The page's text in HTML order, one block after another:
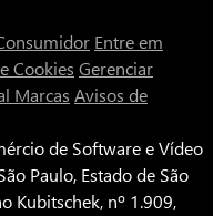
Entre em
Cookies Gerenciar
Marcas Avisos de
de Software e Vídeo
Paulo, Estado de São
Kubitschek, nº 1.909,